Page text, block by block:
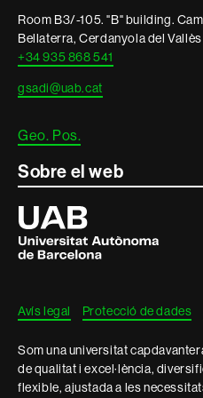
legal
Room B3/-105. "B" building.
Bellaterra, Cerdanyola del
+34 935 868 541
gsadi@uab.cat
Geo. Pos.
Sobre el web
Universitat
Autònoma
de
Barcelona
Avís legal Protecció de dades
Som una universitat
de qualitat i excel·lència,
flexible, ajustada a les